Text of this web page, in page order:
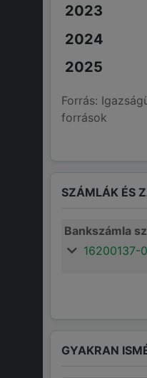
Forrás:
források
SZÁMLÁK ÉS
Bankszámla
16200137-
GYAKRAN